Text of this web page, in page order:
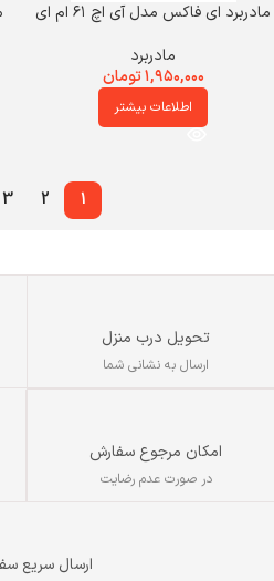
مادربرد ای فاکس مدل آی اچ ۶۱ ام ای
مادربرد
۱,۹۵۰,۰۰۰تومان
اطلاعات بیشتر
1
2
3
تحویل درب منزل
ارسال به نشانی شما
امکان مرجوع سفارش
در صورت عدم رضایت
ارسال سریع